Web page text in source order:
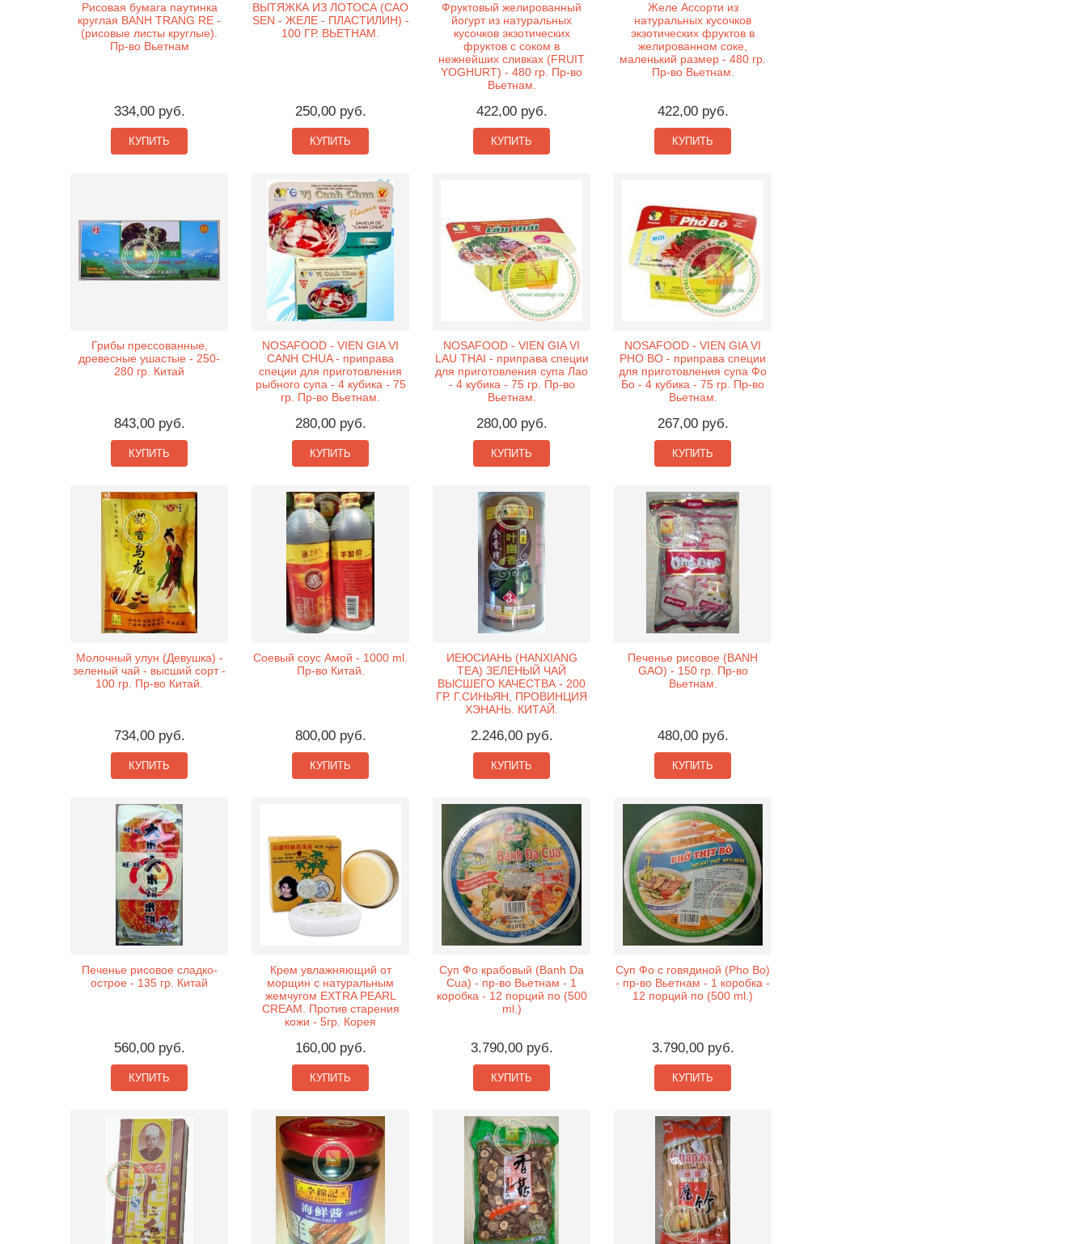
Рисовая бумага паутинка
круглая BANH TRANG RE -
(рисовые листы круглые).
Пр-во Вьетнам
334,00 руб.
КУПИТЬ
ВЫТЯЖКА ИЗ ЛОТОСА (CAO
SEN - ЖЕЛЕ - ПЛАСТИЛИН) -
100 ГР. ВЬЕТНАМ.
250,00 руб.
КУПИТЬ
Фруктовый желированный
йогурт из натуральных
кусочков экзотических
фруктов с соком в
нежнейших сливках (FRUIT
YOGHURT) - 480 гр. Пр-во
Вьетнам.
422,00 руб.
КУПИТЬ
Желе Ассорти из
натуральных кусочков
экзотических фруктов в
желированном соке,
маленький размер - 480 гр.
Пр-во Вьетнам.
422,00 руб.
КУПИТЬ
Грибы прессованные,
древесные ушастые - 250-
280 гр. Китай
843,00 руб.
КУПИТЬ
NOSAFOOD - VIEN GIA VI
CANH CHUA - приправа
специи для приготовления
рыбного супа - 4 кубика - 75
гр. Пр-во Вьетнам.
280,00 руб.
КУПИТЬ
NOSAFOOD - VIEN GIA VI
LAU THAI - приправа специи
для приготовления супа Лао
- 4 кубика - 75 гр. Пр-во
Вьетнам.
280,00 руб.
КУПИТЬ
NOSAFOOD - VIEN GIA VI
PHO BO - приправа специи
для приготовления супа Фо
Бо - 4 кубика - 75 гр. Пр-во
Вьетнам.
267,00 руб.
КУПИТЬ
Молочный улун (Девушка) -
зеленый чай - высший сорт -
100 гр. Пр-во Китай.
734,00 руб.
КУПИТЬ
Соевый соус Амой - 1000 ml.
Пр-во Китай.
800,00 руб.
КУПИТЬ
ИЕЮСИАНЬ (HANXIANG
TEA) ЗЕЛЕНЫЙ ЧАЙ
ВЫСШЕГО КАЧЕСТВА - 200
ГР. Г.СИНЬЯН, ПРОВИНЦИЯ
ХЭНАНЬ. КИТАЙ.
2.246,00 руб.
КУПИТЬ
Печенье рисовое (BANH
GAO) - 150 гр. Пр-во
Вьетнам.
480,00 руб.
КУПИТЬ
Печенье рисовое сладко-
острое - 135 гр. Китай
560,00 руб.
КУПИТЬ
Крем увлажняющий от
морщин с натуральным
жемчугом EXTRA PEARL
CREAM. Против старения
кожи - 5гр. Корея
160,00 руб.
КУПИТЬ
Суп Фо крабовый (Banh Da
Cua) - пр-во Вьетнам - 1
коробка - 12 порций по (500
ml.)
3.790,00 руб.
КУПИТЬ
Суп Фо с говядиной (Pho Bo)
- пр-во Вьетнам - 1 коробка -
12 порций по (500 ml.)
3.790,00 руб.
КУПИТЬ